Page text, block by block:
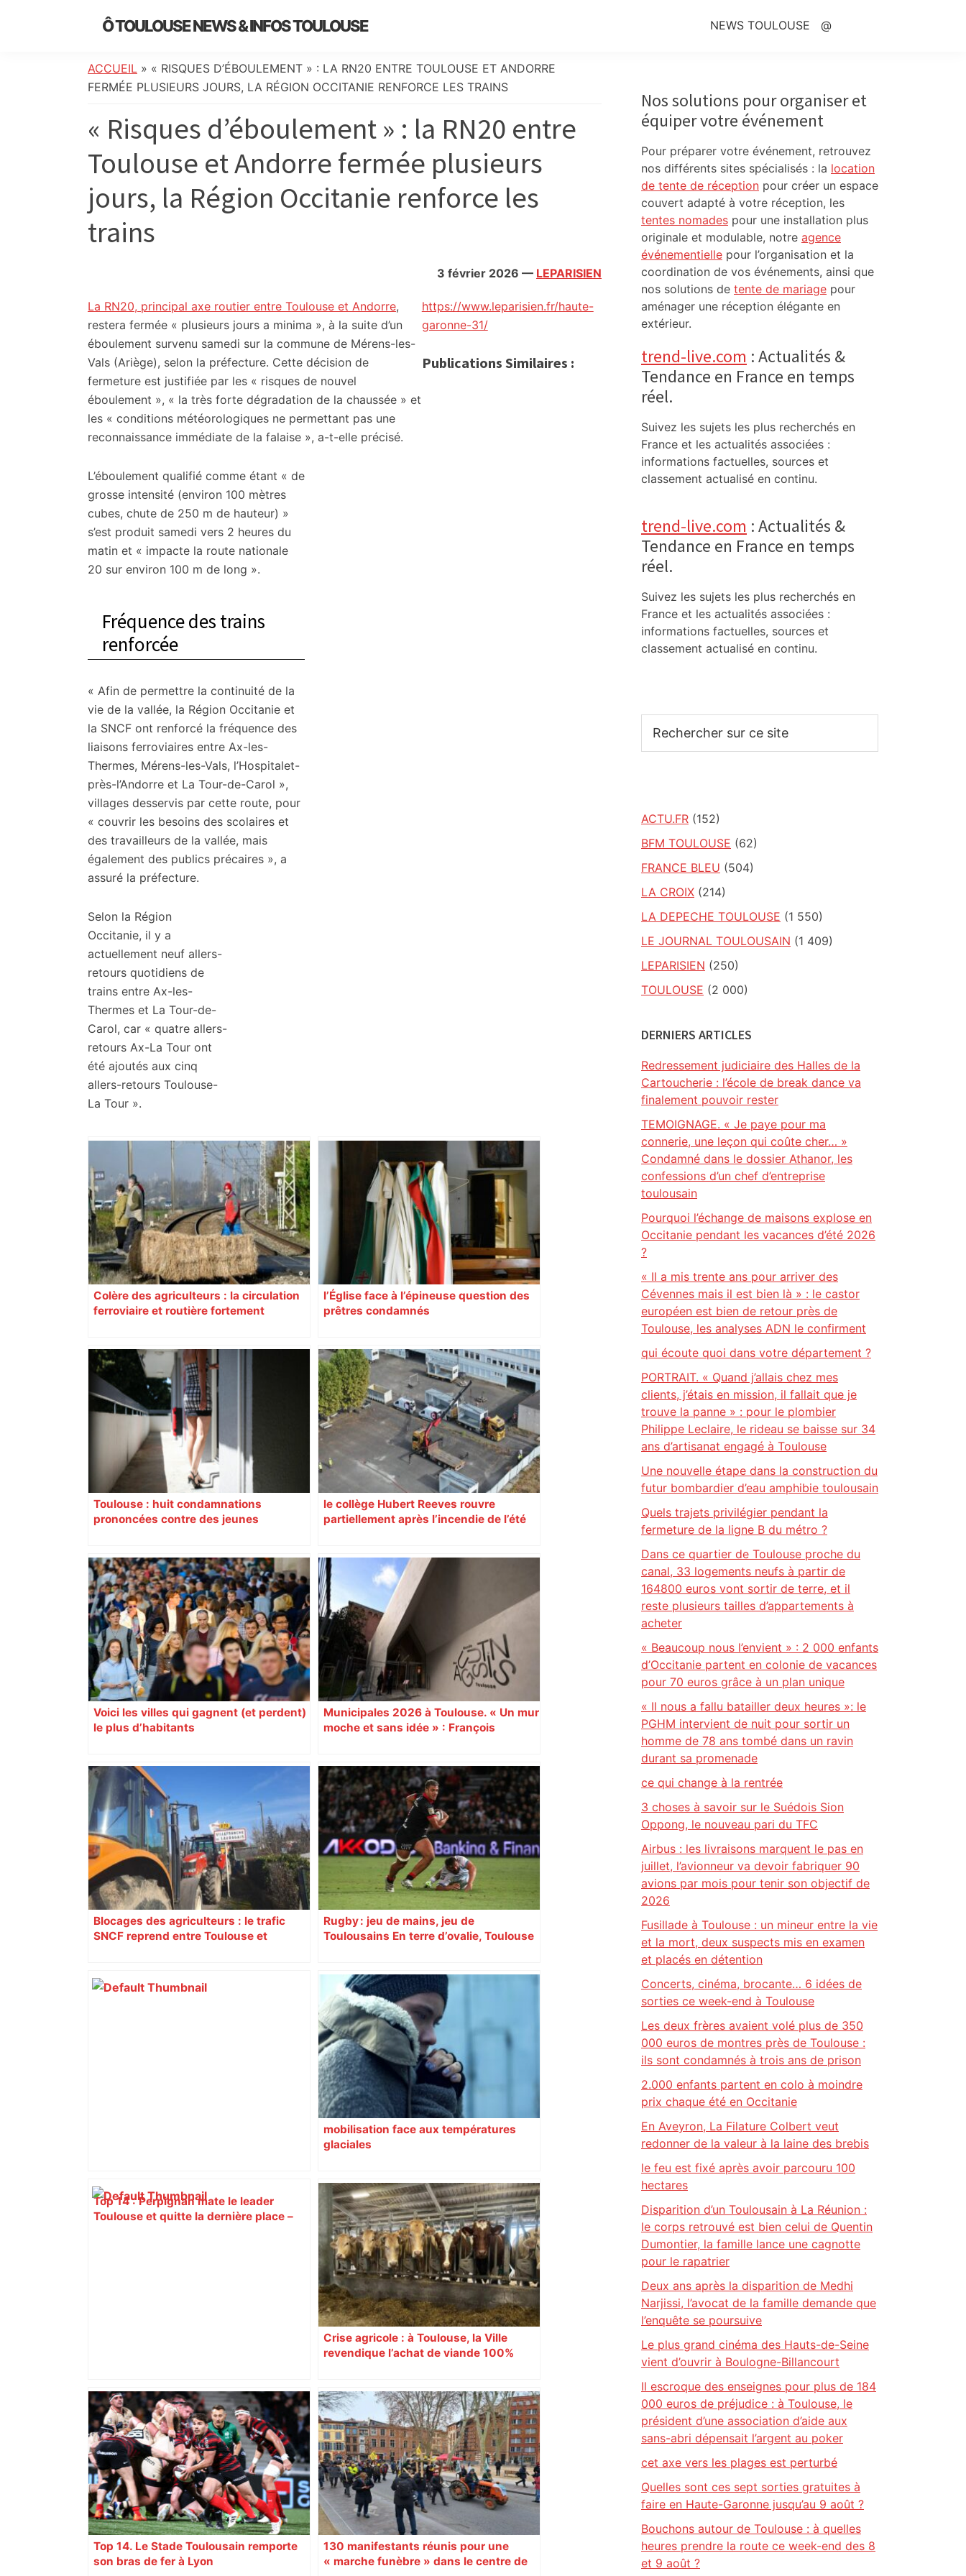
Ô TOULOUSE NEWS & INFOS TOULOUSE
de
l’actualité
info
locale,
société,
culture,
politique,
météo,
initiatives
citoyennes
NEWS TOULOUSE @
ACCUEIL » « RISQUES D’ÉBOULEMENT » : LA RN20 ENTRE TOULOUSE ET ANDORRE
FERMÉE PLUSIEURS JOURS, LA RÉGION OCCITANIE RENFORCE LES TRAINS
« Risques d’éboulement » : la RN20 entre
Toulouse et Andorre fermée plusieurs
jours, la Région Occitanie renforce les
trains
3 février 2026 — LEPARISIEN
La RN20, principal axe routier entre Toulouse et Andorre,
restera fermée « plusieurs jours a minima », à la suite d’un
éboulement survenu samedi sur la commune de Mérens-les-
Vals (Ariège), selon la préfecture. Cette décision de
fermeture est justifiée par les « risques de nouvel
éboulement », « la très forte dégradation de la chaussée » et
les « conditions météorologiques ne permettant pas une
reconnaissance immédiate de la falaise », a-t-elle précisé.
L’éboulement qualifié comme étant « de
grosse intensité (environ 100 mètres
cubes, chute de 250 m de hauteur) »
s’est produit samedi vers 2 heures du
matin et « impacte la route nationale
20 sur environ 100 m de long ».
Fréquence des trains
renforcée
« Afin de permettre la continuité de la
vie de la vallée, la Région Occitanie et
la SNCF ont renforcé la fréquence des
liaisons ferroviaires entre Ax-les-
Thermes, Mérens-les-Vals, l’Hospitalet-
près-l’Andorre et La Tour-de-Carol »,
villages desservis par cette route, pour
« couvrir les besoins des scolaires et
des travailleurs de la vallée, mais
également des publics précaires », a
assuré la préfecture.
Selon la Région
Occitanie, il y a
actuellement neuf allers-
retours quotidiens de
trains entre Ax-les-
Thermes et La Tour-de-
Carol, car « quatre allers-
retours Ax-La Tour ont
été ajoutés aux cinq
allers-retours Toulouse-
La Tour ».
https://www.leparisien.fr/haute-
garonne-31/
Publications Similaires :
Colère des agriculteurs : la circulation
ferroviaire et routière fortement
l’Église face à l’épineuse question des
prêtres condamnés
Toulouse : huit condamnations
prononcées contre des jeunes
le collège Hubert Reeves rouvre
partiellement après l’incendie de l’été
Voici les villes qui gagnent (et perdent)
le plus d’habitants
Municipales 2026 à Toulouse. « Un mur
moche et sans idée » : François
Augustins
Blocages des agriculteurs : le trafic
SNCF reprend entre Toulouse et
Rugby : jeu de mains, jeu de
Toulousains En terre d’ovalie, Toulouse
revendiquant surtout son art du jeu en
mouvement, vif et spectaculaire.
Décryptage. Série (4 / 10)
Top 14 : Perpignan mate le leader
Toulouse et quitte la dernière place –
mobilisation face aux températures
glaciales
Le trentenaire blessé par balles à
Toulouse vendait du protoxyde d'azote
: les pistes des enquêteurs – Actu.fr
Crise agricole : à Toulouse, la Ville
revendique l’achat de viande 100%
Top 14. Le Stade Toulousain remporte
son bras de fer à Lyon
130 manifestants réunis pour une
« marche funèbre » dans le centre de
Sidebar
Nos solutions pour organiser et
équiper votre événement
Pour préparer votre événement, retrouvez
nos différents sites spécialisés : la location
de tente de réception pour créer un espace
couvert adapté à votre réception, les
tentes nomades pour une installation plus
originale et modulable, notre agence
événementielle pour l’organisation et la
coordination de vos événements, ainsi que
nos solutions de tente de mariage pour
aménager une réception élégante en
extérieur.
trend-live.com : Actualités &
Tendance en France en temps
réel.
Suivez les sujets les plus recherchés en
France et les actualités associées :
informations factuelles, sources et
classement actualisé en continu.
trend-live.com : Actualités &
Tendance en France en temps
réel.
Suivez les sujets les plus recherchés en
France et les actualités associées :
informations factuelles, sources et
classement actualisé en continu.
sur
ACTU.FR (152)
BFM TOULOUSE (62)
FRANCE BLEU (504)
LA CROIX (214)
LA DEPECHE TOULOUSE (1 550)
LE JOURNAL TOULOUSAIN (1 409)
LEPARISIEN (250)
TOULOUSE (2 000)
DERNIERS ARTICLES
Redressement judiciaire des Halles de la
Cartoucherie : l’école de break dance va
finalement pouvoir rester
TEMOIGNAGE. « Je paye pour ma
connerie, une leçon qui coûte cher… »
Condamné dans le dossier Athanor, les
confessions d’un chef d’entreprise
toulousain
Pourquoi l’échange de maisons explose en
Occitanie pendant les vacances d’été 2026
?
« Il a mis trente ans pour arriver des
Cévennes mais il est bien là » : le castor
européen est bien de retour près de
Toulouse, les analyses ADN le confirment
qui écoute quoi dans votre département ?
PORTRAIT. « Quand j’allais chez mes
clients, j’étais en mission, il fallait que je
trouve la panne » : pour le plombier
Philippe Leclaire, le rideau se baisse sur 34
ans d’artisanat engagé à Toulouse
Une nouvelle étape dans la construction du
futur bombardier d’eau amphibie toulousain
Quels trajets privilégier pendant la
fermeture de la ligne B du métro ?
Dans ce quartier de Toulouse proche du
canal, 33 logements neufs à partir de
164800 euros vont sortir de terre, et il
reste plusieurs tailles d’appartements à
acheter
« Beaucoup nous l’envient » : 2 000 enfants
d’Occitanie partent en colonie de vacances
pour 70 euros grâce à un plan unique
« Il nous a fallu batailler deux heures »: le
PGHM intervient de nuit pour sortir un
homme de 78 ans tombé dans un ravin
durant sa promenade
ce qui change à la rentrée
3 choses à savoir sur le Suédois Sion
Oppong, le nouveau pari du TFC
Airbus : les livraisons marquent le pas en
juillet, l’avionneur va devoir fabriquer 90
avions par mois pour tenir son objectif de
2026
Fusillade à Toulouse : un mineur entre la vie
et la mort, deux suspects mis en examen
et placés en détention
Concerts, cinéma, brocante… 6 idées de
sorties ce week-end à Toulouse
Les deux frères avaient volé plus de 350
000 euros de montres près de Toulouse :
ils sont condamnés à trois ans de prison
2.000 enfants partent en colo à moindre
prix chaque été en Occitanie
En Aveyron, La Filature Colbert veut
redonner de la valeur à la laine des brebis
le feu est fixé après avoir parcouru 100
hectares
Disparition d’un Toulousain à La Réunion :
le corps retrouvé est bien celui de Quentin
Dumontier, la famille lance une cagnotte
pour le rapatrier
Deux ans après la disparition de Medhi
Narjissi, l’avocat de la famille demande que
l’enquête se poursuive
Le plus grand cinéma des Hauts-de-Seine
vient d’ouvrir à Boulogne-Billancourt
Il escroque des enseignes pour plus de 184
000 euros de préjudice : à Toulouse, le
président d’une association d’aide aux
sans-abri dépensait l’argent au poker
cet axe vers les plages est perturbé
Quelles sont ces sept sorties gratuites à
faire en Haute-Garonne jusqu’au 9 août ?
Bouchons autour de Toulouse : à quelles
heures prendre la route ce week-end des 8
et 9 août ?